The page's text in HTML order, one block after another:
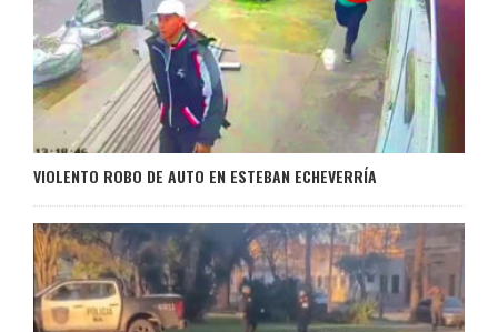
VIOLENTO ROBO DE AUTO EN ESTEBAN ECHEVERRÍA